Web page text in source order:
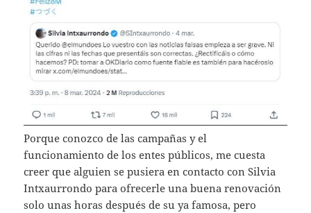
Porque conozco de las campañas y el
funcionamiento de los entes públicos, me cuesta
creer que alguien se pusiera en contacto con Silvia
Intxaurrondo para ofrecerle una buena renovación
solo unas horas después de su ya famosa, pero